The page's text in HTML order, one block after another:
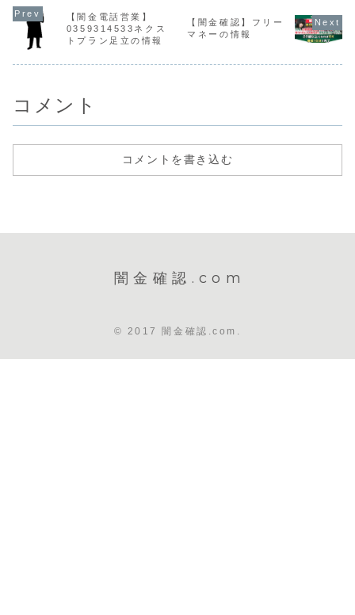
信用情報がありま
せん。取り立て時
は攻撃的な言葉遣
いになり、嫌がら
せを始めます。非
常に悪質なヤ...
用情報がありませ
ん。ライフという
を名を勝手に名乗
っている闇金であ
であるライフとは
情報がありませ
ん。取り立て時は
を始めます。非常
情報があり
ん。最初は
対応でも、
な言葉遣い
【闇金電話営業】
0359314533ネクス
トプラン足立の情報
【闇金確認】フリー
マネーの情報
コメント
コメントを書き込む
闇金確認.com
© 2017 闇金確認.com.